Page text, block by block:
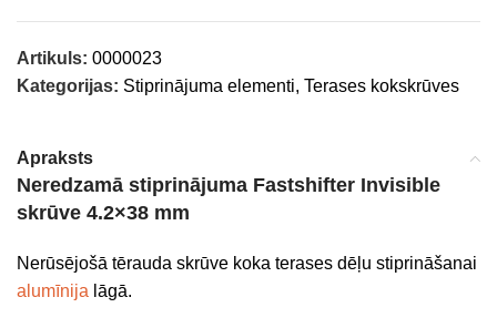
Artikuls: 0000023
Kategorijas: Stiprinājuma elementi, Terases kokskrūves
Apraksts
Neredzamā stiprinājuma Fastshifter Invisible
skrūve 4.2×38 mm
Nerūsējošā tērauda skrūve koka terases dēļu stiprināšanai
alumīnija lāgā.